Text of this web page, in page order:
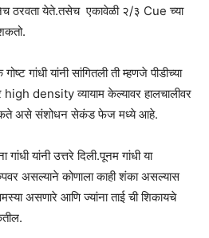
ठरवता येते.तसेच एकावेळी २/३ Cue च्या
गांधी यांनी सांगितली ती म्हणजे पीडीच्या
density व्यायाम केल्यावर हालचालीवर
असे संशोधन सेकंड फेज मध्ये आहे.
यांनी उत्तरे दिली.पूनम गांधी या
असल्याने कोणाला काही शंका असल्यास
असणारे आणि ज्यांना ताई ची शिकायचे